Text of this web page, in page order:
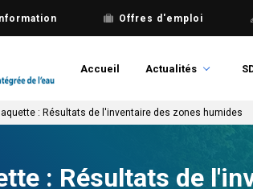
Offres d'emploi
Accueil Actualités
: Résultats de l'inventaire des zones humides
: Résultats de